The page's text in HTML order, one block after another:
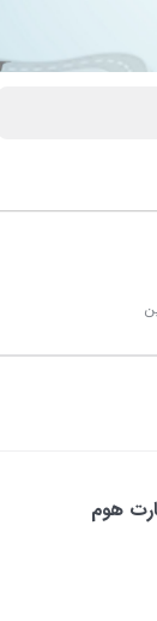
هوم